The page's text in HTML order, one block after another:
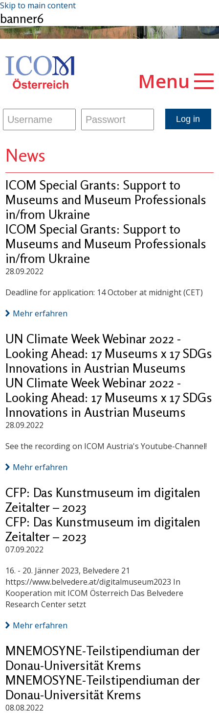
Skip to main content
banner6
Menu
News
ICOM Special Grants: Support to
Museums and Museum Professionals
in/from Ukraine
ICOM Special Grants: Support to
Museums and Museum Professionals
in/from Ukraine
28.09.2022
Deadline for application: 14 October at midnight (CET)
Mehr erfahren
UN Climate Week Webinar 2022 -
Looking Ahead: 17 Museums x 17 SDGs
Innovations in Austrian Museums
UN Climate Week Webinar 2022 -
Looking Ahead: 17 Museums x 17 SDGs
Innovations in Austrian Museums
28.09.2022
See the recording on ICOM Austria's Youtube-Channel!
Mehr erfahren
CFP: Das Kunstmuseum im digitalen
Zeitalter – 2023
CFP: Das Kunstmuseum im digitalen
Zeitalter – 2023
07.09.2022
16. - 20. Jänner 2023, Belvedere 21
https://www.belvedere.at/digitalmuseum2023 In
Kooperation mit ICOM Österreich Das Belvedere
Research Center setzt
Mehr erfahren
MNEMOSYNE-Teilstipendiuman der
Donau-Universität Krems
MNEMOSYNE-Teilstipendiuman der
Donau-Universität Krems
08.08.2022